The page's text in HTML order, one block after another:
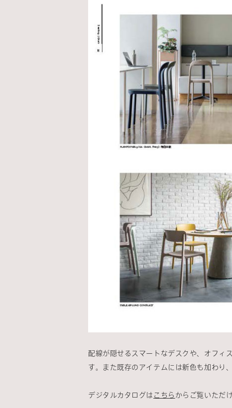
配線が隠せるスマートなデスクや、オフィ
す。また既存のアイテムには新色も加わり
デジタルカタログは こちら からご覧いただ